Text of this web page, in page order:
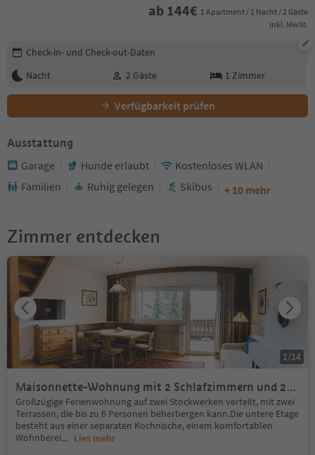
ab 144€ 1 Apartment / 1 Nacht / 2 Gäste
Inkl. MwSt.
Buchungsdetails bearbeiten
Check-in- und Check-out-Daten
Nacht
2 Gäste 1 Zimmer
Verfügbarkeit prüfen
Ausstattung
Garage Hunde erlaubt
Kostenloses WLAN
Familien
Ruhig gelegen Skibus + 10 mehr
Zimmer entdecken
Maisonnette-Wohnung mit 2 Schlafzimmern und 2
Südterrassen
Großzügige Ferienwohnung auf zwei Stockwerken verteilt, mit zwei
Terrassen, die bis zu 6 Personen beherbergen kann.Die untere Etage
besteht aus einer separaten Kochnische, einem komfortablen
Wohnberei... Lies mehr
1 /14